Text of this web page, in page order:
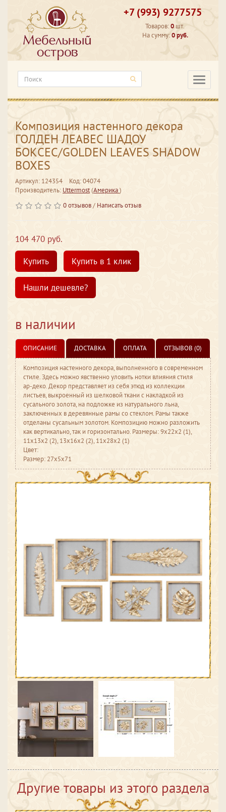
+7 (993) 9277575
Товаров:0 шт.
На сумму:0 руб.
Композиция настенного декора
ГОЛДЕН ЛЕАВЕС ШАДОУ
БОКСЕС/GOLDEN LEAVES SHADOW
BOXES
Артикул: 124354
Код: 04074
Производитель: Uttermost(Америка)
0 отзывов/ Написать отзыв
104 470 руб.
Купить
Купить в 1 клик
Нашли дешевле?
в наличии
ОПИСАНИЕ ДОСТАВКА ОПЛАТА ОТЗЫВОВ (0)
Композиция настенного декора, выполненного в современном
стиле. Здесь можно явственно уловить нотки влияния стиля
ар-деко. Декор представляет из себя этюд из коллекции
листьев, выкроенный из шелковой ткани с накладкой из
сусального золота, на подложке из натурального льна,
заключенных в деревянные рамы со стеклом. Рамы также
отделаны сусальным золотом. Композицию можно разложить
как вертикально, так и горизонтально. Размеры: 9x22x2 (1),
11x13x2 (2), 13x16x2 (2), 11x28x2 (1)
Цвет:
Размер: 27x5x71
Другие товары из этого раздела